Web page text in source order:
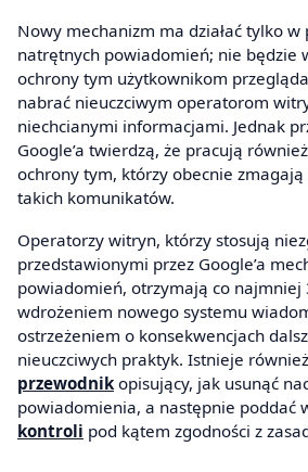
Nowy mechanizm ma działać tylko w
natrętnych powiadomień; nie będzie
ochrony tym użytkownikom
nabrać nieuczciwym operatorom
niechcianymi informacjami. Jednak
Google’a twierdzą, że pracują
ochrony tym, którzy obecnie
takich komunikatów.
Operatorzy witryn, którzy stosują
przedstawionymi przez Google’a
powiadomień, otrzymają co najmniej
wdrożeniem nowego systemu
ostrzeżeniem o konsekwencjach
nieuczciwych praktyk. Istnieje również
przewodnikopisujący, jak usunąć
powiadomienia, a następnie poddać
kontroli pod kątem zgodności z